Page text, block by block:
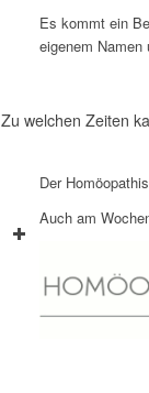
Es kommt ein
eigenem
Zu welchen Zeiten
Der
Auch am